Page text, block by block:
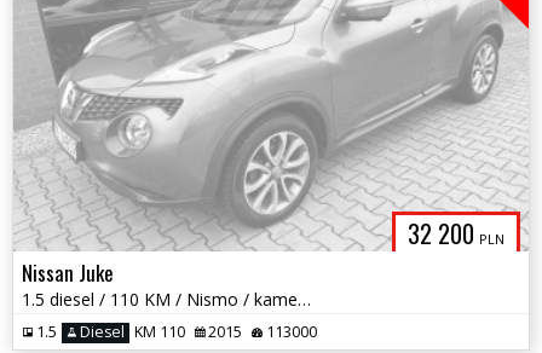
32 200 PLN
Nissan Juke
1.5 diesel / 110 KM / Nismo / kamera / zarej w PL / zadbany / zamiana
1.5 Diesel KM 110 2015 113000